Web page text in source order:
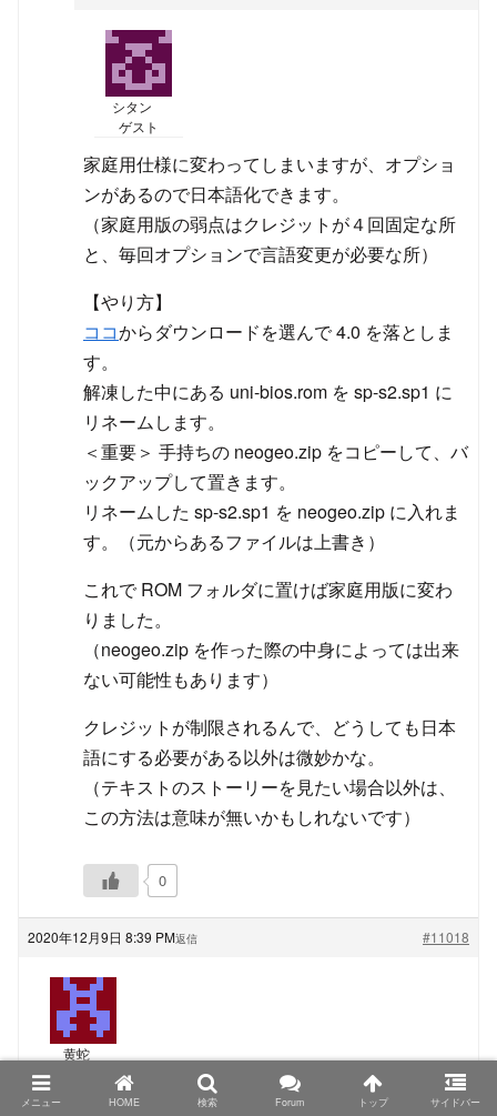
シタン
ゲスト
家庭用仕様に変わってしまいますが、オプショ
ンがあるので日本語化できます。
（家庭用版の弱点はクレジットが４回固定な所
と、毎回オプションで言語変更が必要な所）
【やり方】
ココからダウンロードを選んで 4.0 を落としま
す。
解凍した中にある uni-bios.rom を sp-s2.sp1 に
リネームします。
＜重要＞ 手持ちの neogeo.zip をコピーして、バ
ックアップして置きます。
リネームした sp-s2.sp1 を neogeo.zip に入れま
す。（元からあるファイルは上書き）
これで ROM フォルダに置けば家庭用版に変わ
りました。
（neogeo.zip を作った際の中身によっては出来
ない可能性もあります）
クレジットが制限されるんで、どうしても日本
語にする必要がある以外は微妙かな。
（テキストのストーリーを見たい場合以外は、
この方法は意味が無いかもしれないです）
0
2020年12月9日 8:39 PM #11018
返信
黄蛇
TRIMUI Model S、PowKiddyさん名義の物もシタンさ
メニュー HOME 検索 Forum トップ サイドバー